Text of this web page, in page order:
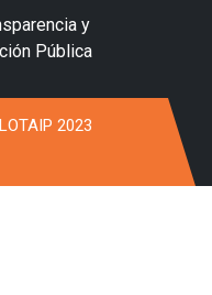
y
Pública
LOTAIP 2023